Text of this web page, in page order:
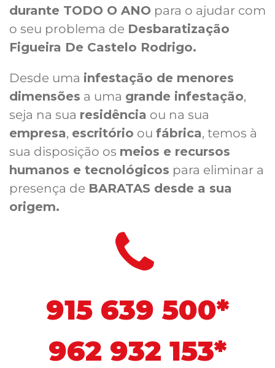
durante TODO O ANO para o ajudar com
o seu problema de Desbaratização
Figueira De Castelo Rodrigo.
Desde uma infestação de menores
dimensões a uma grande infestação,
seja na sua residência ou na sua
empresa, escritório ou fábrica, temos à
sua disposição os meios e recursos
humanos e tecnológicos para eliminar a
presença de BARATAS desde a sua
origem.
915 639 500*
962 932 153*